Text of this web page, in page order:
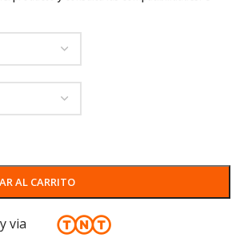
AL CARRITO
via